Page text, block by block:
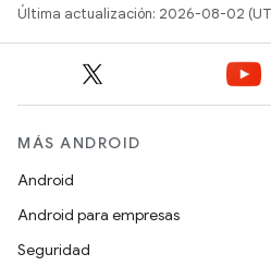
Última actualización: 2026-08-02
MÁS ANDROID
Android
Android para empresas
Seguridad